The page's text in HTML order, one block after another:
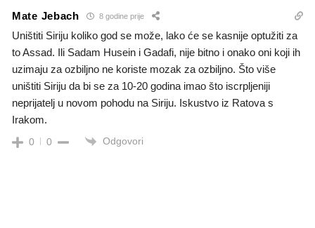
Mate Jebach 8 godine prije
Uništiti Siriju koliko god se može, lako će se kasnije optužiti za
to Assad. Ili Sadam Husein i Gadafi, nije bitno i onako oni koji ih
uzimaju za ozbiljno ne koriste mozak za ozbiljno. Što više
uništiti Siriju da bi se za 10-20 godina imao što iscrpljeniji
neprijatelj u novom pohodu na Siriju. Iskustvo iz Ratova s
Irakom.
0 0 Odgovori